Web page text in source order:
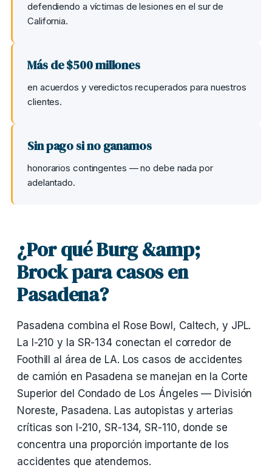
defendiendo a víctimas de lesiones en el sur de
California.
Más de $500 millones
en acuerdos y veredictos recuperados para nuestros
clientes.
Sin pago si no ganamos
honorarios contingentes — no debe nada por
adelantado.
¿Por qué Burg &amp;
Brock para casos en
Pasadena?
Pasadena combina el Rose Bowl, Caltech, y JPL.
La I-210 y la SR-134 conectan el corredor de
Foothill al área de LA. Los casos de accidentes
de camión en Pasadena se manejan en la Corte
Superior del Condado de Los Ángeles — División
Noreste, Pasadena. Las autopistas y arterias
críticas son I-210, SR-134, SR-110, donde se
concentra una proporción importante de los
accidentes que atendemos.